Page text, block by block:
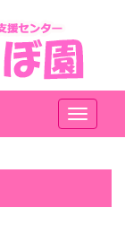
メ
ニ
ー